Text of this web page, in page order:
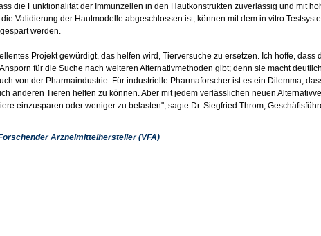
die Funktionalität der Immunzellen in den Hautkonstrukten zuverlässig und mit
Validierung der Hautmodelle abgeschlossen ist, können mit dem in vitro
werden.
Projekt gewürdigt, das helfen wird, Tierversuche zu ersetzen. Ich hoffe, dass
für die Suche nach weiteren Alternativmethoden gibt; denn sie macht
von der Pharmaindustrie. Für industrielle Pharmaforscher ist es ein Dilemma,
anderen Tieren helfen zu können. Aber mit jedem verlässlichen neuen
einzusparen oder weniger zu belasten", sagte Dr. Siegfried Throm,
Arzneimittelhersteller (VFA)